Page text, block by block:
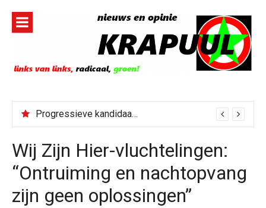
inhoud
Progressieve kandidaat El-Sayed senaatskandidaat Michigan
Wij Zijn Hier-vluchtelingen:
“Ontruiming en nachtopvang
zijn geen oplossingen”